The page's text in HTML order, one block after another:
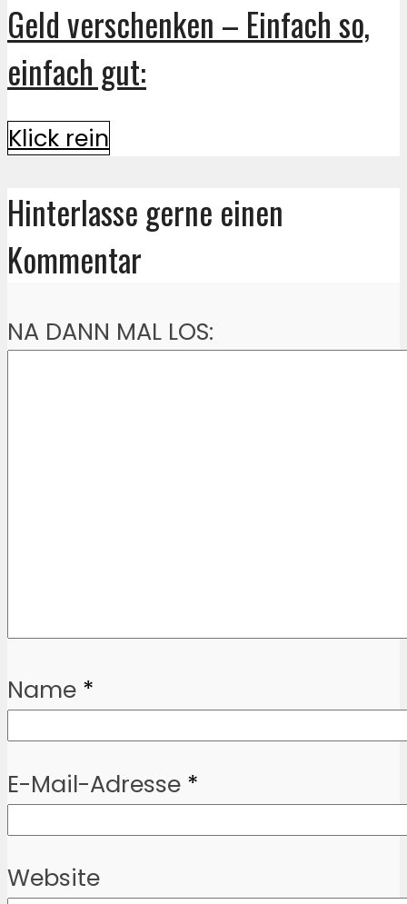
Geld verschenken – Einfach so,
einfach gut:
Klick rein
Hinterlasse gerne einen
Kommentar
NA DANN MAL LOS:
Name *
E-Mail-Adresse *
Website